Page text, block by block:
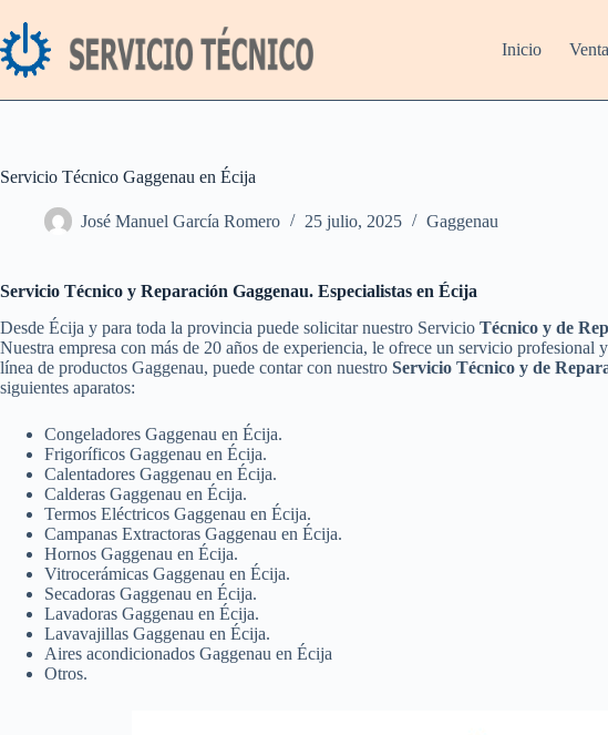
al
contenido
Inicio
Servicio Técnico Gaggenau en Écija
José Manuel García Romero 25 julio, 2025 Gaggenau
Servicio Técnico y Reparación Gaggenau. Especialistas en Écija
Desde Écija y para toda la provincia puede solicitar nuestro Servicio Técnico y de
Nuestra empresa con más de 20 años de experiencia, le ofrece un servicio
línea de productos Gaggenau, puede contar con nuestro Servicio Técnico y de
siguientes aparatos:
Congeladores Gaggenau en Écija.
Frigoríficos Gaggenau en Écija.
Calentadores Gaggenau en Écija.
Calderas Gaggenau en Écija.
Termos Eléctricos Gaggenau en Écija.
Campanas Extractoras Gaggenau en Écija.
Hornos Gaggenau en Écija.
Vitrocerámicas Gaggenau en Écija.
Secadoras Gaggenau en Écija.
Lavadoras Gaggenau en Écija.
Lavavajillas Gaggenau en Écija.
Aires acondicionados Gaggenau en Écija
Otros.